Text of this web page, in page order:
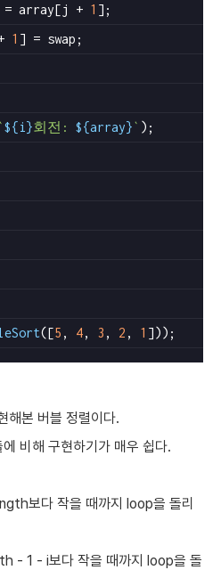
= array[j +
1 ];
1 ] = swap;
`${i}회전: ${array}` );
([5 , 4, 3 , 2 , 1 ]));
해본 버블 정렬이다.
비해 구현하기가 매우 쉽다.
보다 작을 때까지 loop을 돌리
- 1 - i보다 작을 때까지 loop을 돌